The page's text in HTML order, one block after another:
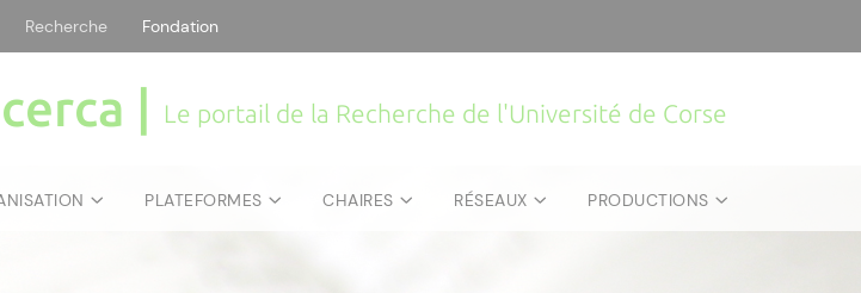
Recherche Fondation
| Le portail de la Recherche de l'Université de Corse
PLATEFORMES CHAIRES RÉSEAUX PRODUCTIONS